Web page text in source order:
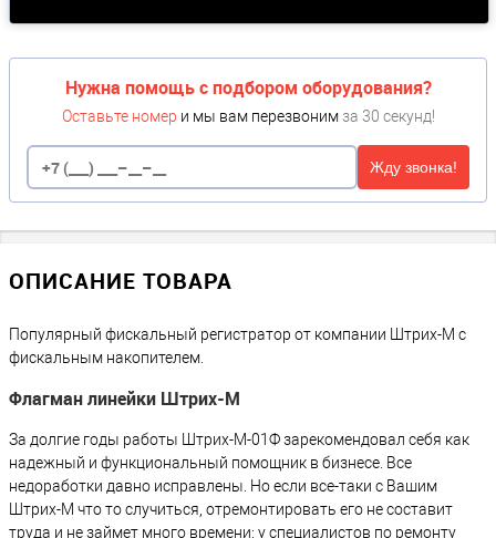
Нужна помощь с подбором оборудования?
Оставьте номер и мы вам перезвоним за 30 секунд!
Жду звонка!
ОПИСАНИЕ ТОВАРА
Популярный фискальный регистратор от компании Штрих-М с
фискальным накопителем.
Флагман линейки Штрих-М
За долгие годы работы Штрих-М-01Ф зарекомендовал себя как
надежный и функциональный помощник в бизнесе. Все
недоработки давно исправлены. Но если все-таки с Вашим
Штрих-М что то случиться, отремонтировать его не составит
труда и не займет много времени: у специалистов по ремонту